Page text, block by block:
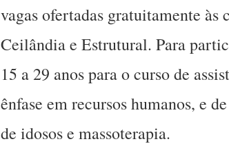
vagas ofertadas gratuitamente às
Ceilândia e Estrutural. Para
15 a 29 anos para o curso de
ênfase em recursos humanos, e
de idosos e massoterapia.